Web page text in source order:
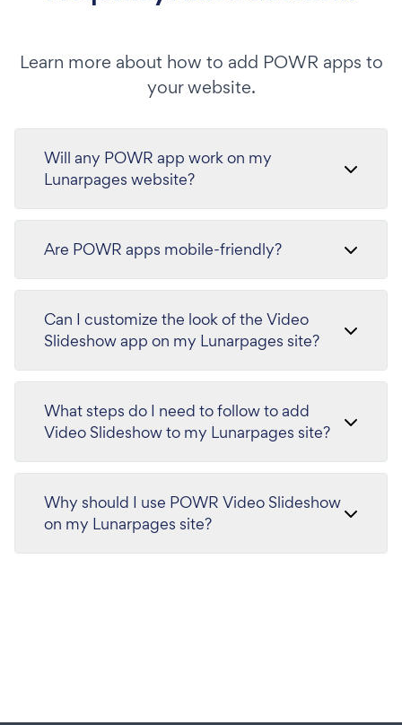
Learn more about how to add POWR apps to
your website.
Will any POWR app work on my
Lunarpages website?
Are POWR apps mobile-friendly?
Can I customize the look of the Video
Slideshow app on my Lunarpages site?
What steps do I need to follow to add
Video Slideshow to my Lunarpages site?
Why should I use POWR Video Slideshow
on my Lunarpages site?